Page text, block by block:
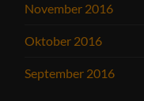
November 2016
Oktober 2016
September 2016